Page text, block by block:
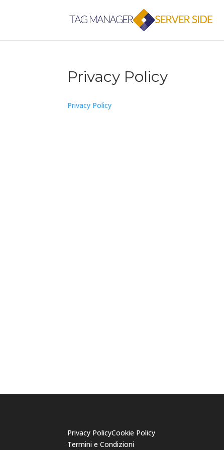
Privacy Policy
Privacy Policy
Privacy PolicyCookie Policy
Termini e Condizioni